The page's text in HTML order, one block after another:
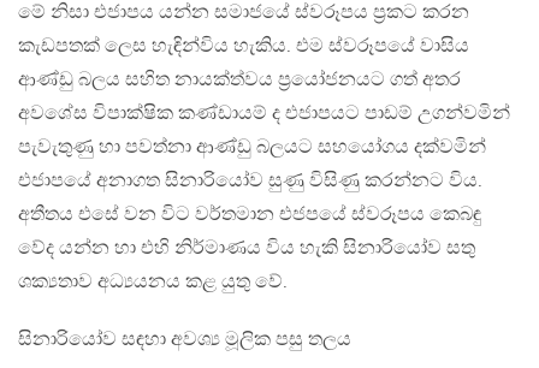
මේ නිසා එජාපය යන්න සමාජයේ ස්වරූපය ප්‍රකට කරන
කැඩපතක් ලෙස හැඳින්විය හැකිය. එම ස්වරූපයේ වාසිය
ආණ්ඩු බලය සහිත නායක්ත්වය ප්‍රයෝජනයට ගත් අතර
අවශේස විපාක්ෂික කණ්ඩායම් ද එජාපයට පාඩම් උගන්වමින්
පැවැතුණු හා පවත්නා ආණ්ඩු බලයට සහයෝගය දක්වමින්
එජාපයේ අනාගත සිනාරියෝව සුණු විසිණු කරන්නට විය.
අතීතය එසේ වන විට වර්තමාන එජපයේ ස්වරූපය කෙබඳු
වේද යන්න හා එහි නිර්මාණය විය හැකි සිනාරියෝව සතු
ශක්‍යතාව අධ්‍යයනය කළ යුතු වේ.
සිනාරියෝව සඳහා අවශ්‍ය මූලික පසු තලය